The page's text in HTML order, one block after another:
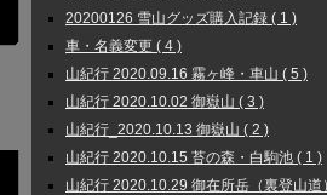
20200126 雪山グッズ購入記録 ( 1 )
車・名義変更 ( 4 )
山紀行 2020.09.16 霧ヶ峰・車山 ( 5 )
山紀行 2020.10.02 御嶽山 ( 3 )
山紀行_2020.10.13 御嶽山 ( 2 )
山紀行 2020.10.15 苔の森・白駒池 ( 1 )
山紀行 2020.10.29 御在所岳（裏登山道